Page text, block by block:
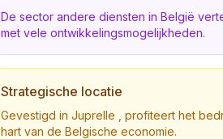
De sector andere diensten in België
met vele ontwikkelingsmogelijkheden.
Strategische locatie
Gevestigd in Juprelle , profiteert het
hart van de Belgische economie.